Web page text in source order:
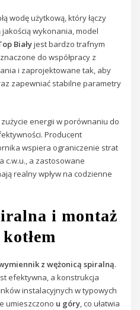
wodę użytkową, który łączy
wykonania, model
Białyjest bardzo trafnym
do współpracy z
i zaprojektowane tak, aby
zapewniać stabilne parametry
energii w porównaniu do
Producent
wspiera ograniczenie strat
c.w.u., a zastosowane
realny wpływ na codzienne
i montaż
z wężonicą spiralną.
efektywna, a konstrukcja
instalacyjnych w typowych
umieszczono u góry, co ułatwia